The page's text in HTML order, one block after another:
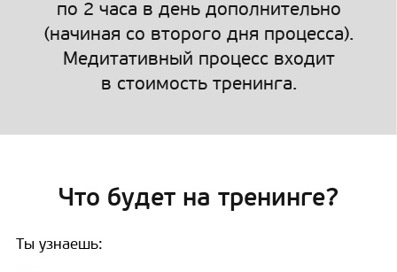
по 2 часа в день дополнительно
(начиная со второго дня процесса).
Медитативный процесс входит
в стоимость тренинга.
Что будет на тренинге?
Ты узнаешь: